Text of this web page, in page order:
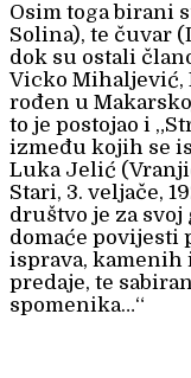
Osim toga birani
Solina), te čuvar
dok su ostali
Vicko Mihaljević,
rođen u
to je postojao i
između kojih se
Luka Jelić
Stari, 3. veljače,
društvo je za
domaće povijesti
isprava,
predaje, te
spomenika…“